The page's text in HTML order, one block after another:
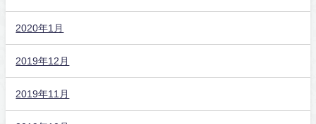
2020年1月
2019年12月
2019年11月